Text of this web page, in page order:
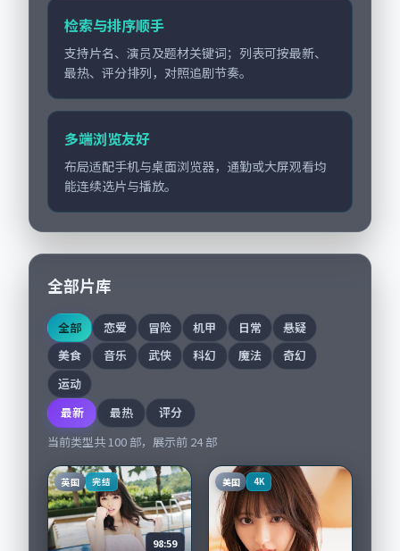
检索与排序顺手
支持片名、演员及题材关键词；列表可按最新、
最热、评分排列，对照追剧节奏。
多端浏览友好
布局适配手机与桌面浏览器，通勤或大屏观看均
能连续选片与播放。
全部片库
全部 恋爱 冒险 机甲 日常
悬疑
美食
音乐 武侠 科幻 魔法
奇幻
运动
最新
最热
评分
当前类型共 100 部，展示前 24部
英国 完结
98:59
美国 4K